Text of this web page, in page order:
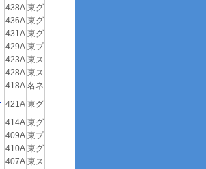
438A 東グ
436A 東グ
431A 東グ
429A 東プ
423A 東ス
428A 東ス
418A 名ネ
421A 東グ
414A 東グ
409A 東プ
410A 東グ
407A 東ス